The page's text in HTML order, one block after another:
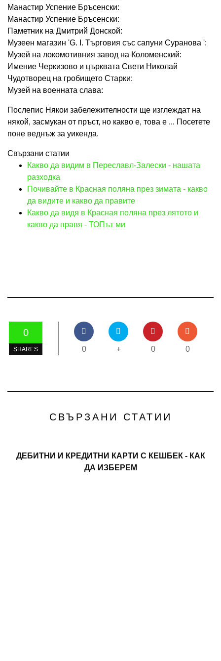
Манастир Успение Бръсенски:
Манастир Успение Бръсенски:
Паметник на Дмитрий Донской:
Музеен магазин 'G. I. Търговия със сапуни Суранова ':
Музей на локомотивния завод на Коломенский:
Имение Черкизово и църквата Свети Николай
Чудотворец на гробището Старки:
Музей на военната слава:
Послепис Някои забележителности ще изглеждат на
някой, засмукан от пръст, но какво е, това е ... Посетете
поне веднъж за уикенда.
Свързани статии
Какво да видим в Переславл-Залески - нашата
разходка
Почивайте в Красная поляна през зимата - какво
да видите и какво да правите
Какво да видя в Красная поляна през лятото и
какво да правя - ТОПът ми
0
SHARES 0 + 0 0
СВЪРЗАНИ СТАТИИ
ДЕБИТНИ И КРЕДИТНИ КАРТИ С КЕШБЕК - КАК
ДА ИЗБЕРЕМ